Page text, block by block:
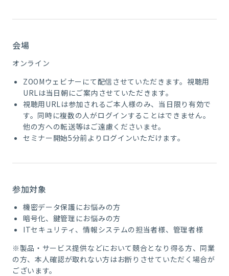
会場
オンライン
ZOOMウェビナーにて配信させていただきます。視聴用
URLは当日朝にご案内させていただきます。
視聴用URLは参加されるご本人様のみ、当日限り有効で
す。同時に複数の人がログインすることはできません。
他の方への転送等はご遠慮くださいませ。
セミナー開始5分前よりログインいただけます。
参加対象
機密データ保護にお悩みの方
暗号化、鍵管理にお悩みの方
ITセキュリティ、情報システムの担当者様、管理者様
※製品・サービス提供などにおいて競合となり得る方、 同業
の方、本人確認が取れない方はお断りさせていただく場合が
ございます。